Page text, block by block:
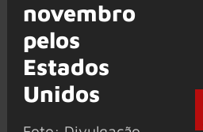
novembro
pelos
Estados
Unidos